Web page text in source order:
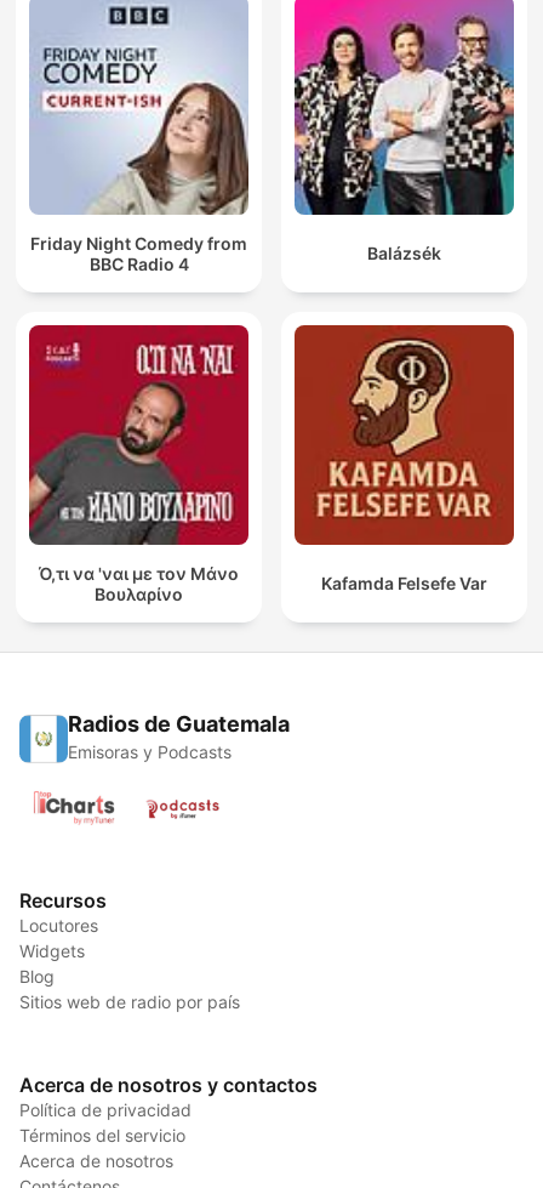
Friday Night Comedy from
BBC Radio 4
Balázsék
Ό,τι να 'ναι με τον Μάνο
Βουλαρίνο
Kafamda Felsefe Var
Radios de Guatemala
Emisoras y Podcasts
Recursos
Locutores
Widgets
Blog
Sitios web de radio por país
Acerca de nosotros y contactos
Política de privacidad
Términos del servicio
Acerca de nosotros